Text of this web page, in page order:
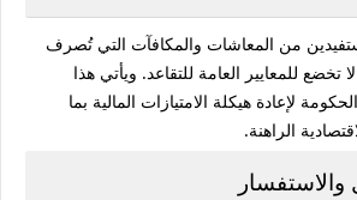
من المعاشات والمكافآت التي تُصرف
تخضع للمعايير العامة للتقاعد. ويأتي هذا
لإعادة هيكلة الامتيازات المالية بما
الراهنة.